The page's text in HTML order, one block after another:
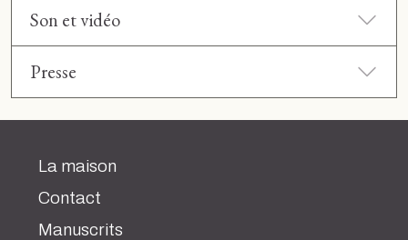
Son et vidéo
Presse
La maison
Contact
Manuscrits